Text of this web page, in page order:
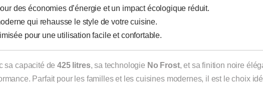
des économies d’énergie et un impact écologique réduit.
qui rehausse le style de votre cuisine.
pour une utilisation facile et confortable.
sa capacité de425 litres, sa technologie No Frost, et sa finition noire
Parfait pour les familles et les cuisines modernes, il est le choix